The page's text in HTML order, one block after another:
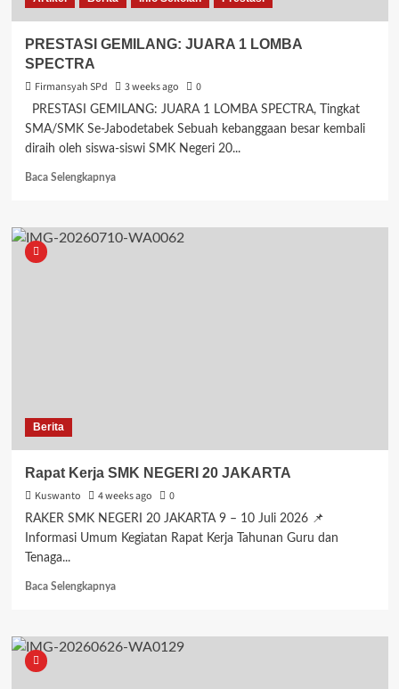
PRESTASI GEMILANG: JUARA 1 LOMBA
SPECTRA
Firmansyah SPd
3 weeks ago 0
PRESTASI GEMILANG: JUARA 1 LOMBA SPECTRA, Tingkat
SMA/SMK Se-Jabodetabek Sebuah kebanggaan besar kembali
diraih oleh siswa-siswi SMK Negeri 20...
Baca SelengkapnyaRead
PRESTASI
GEMILANG:
Berita
Rapat Kerja SMK NEGERI 20 JAKARTA
Kuswanto
4 weeks ago 0
RAKER SMK NEGERI 20 JAKARTA 9 – 10 Juli 2026 📌
Informasi Umum Kegiatan Rapat Kerja Tahunan Guru dan
Tenaga...
Baca SelengkapnyaRead
Rapat
Kerja